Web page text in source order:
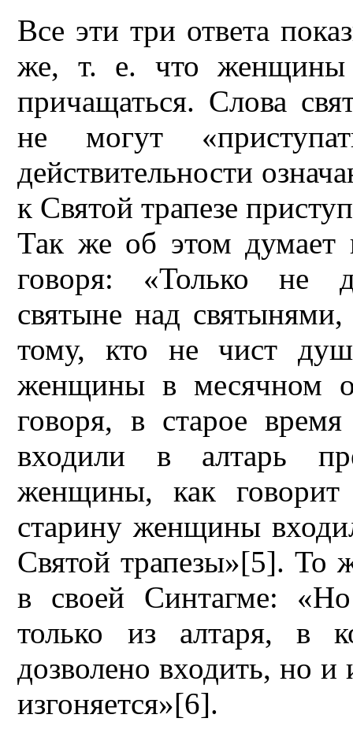
Все эти три ответа
же, т. е. что женщины
причащаться. Слова
не могут
действительности
к Святой трапезе
Так же об этом думает
говоря: «Только не
святыне над
тому, кто не чист
женщины в месячном
говоря, в старое
входили в алтарь
женщины, как
старину женщины
Святой трапезы»[5]. То
в своей Синтагме:
только из алтаря, в
дозволено входить, но
изгоняется»[6].